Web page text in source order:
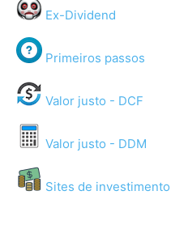
Ex-Dividend
Primeiros passos
Valor justo - DCF
Valor justo - DDM
Sites de investimento